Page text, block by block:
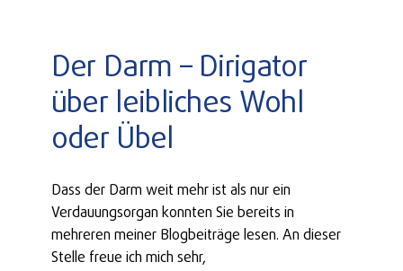
Der Darm – Dirigator
über leibliches Wohl
oder Übel
Dass der Darm weit mehr ist als nur ein
Verdauungsorgan konnten Sie bereits in
mehreren meiner Blogbeiträge lesen. An dieser
Stelle freue ich mich sehr,